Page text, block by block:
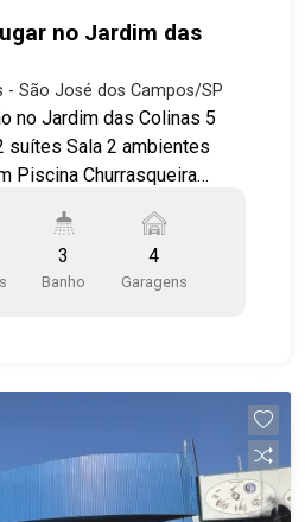
Açúcar e Carrefour, além
comércios e serviços nos
à Avenida Cassiano
Zarur, Anel Viário e à
proporcionando
para as diversas regiões
#aceitapet
no Jardim das
- São José dos Campos/SP
no Jardim das Colinas 5
suítes Sala 2 ambientes
Piscina Churrasqueira
Quadra Poliesportiva
Linda praça Salão de festa
3
Banho
4
Garagens